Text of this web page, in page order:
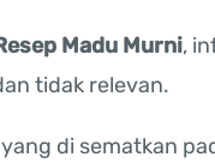
Madu Murni,
tidak relevan.
di sematkan